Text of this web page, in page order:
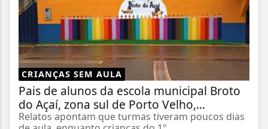
CRIANÇAS SEM AULA
Pais de alunos da escola municipal Broto
do Açaí, zona sul de Porto Velho,...
Relatos apontam que turmas tiveram poucos dias